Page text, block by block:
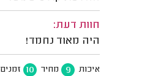
חוות דעת:
היה מאוד נחמד!
איכות 9 מחיר 10 זמנים